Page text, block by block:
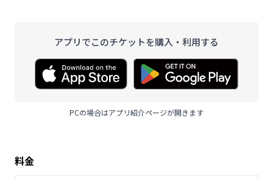
アプリでこのチケットを購入・利用する
PCの場合はアプリ紹介ページが開きます
料金